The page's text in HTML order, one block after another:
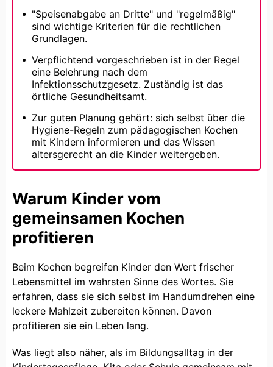
"Speisenabgabe an Dritte" und "regelmäßig"
sind wichtige Kriterien für die rechtlichen
Grundlagen.
Verpflichtend vorgeschrieben ist in der Regel
eine Belehrung nach dem
Infektionsschutzgesetz. Zuständig ist das
örtliche Gesundheitsamt.
Zur guten Planung gehört: sich selbst über die
Hygiene-Regeln zum pädagogischen Kochen
mit Kindern informieren und das Wissen
altersgerecht an die Kinder weitergeben.
Warum Kinder vom
gemeinsamen Kochen
profitieren
Beim Kochen begreifen Kinder den Wert frischer
Lebensmittel im wahrsten Sinne des Wortes. Sie
erfahren, dass sie sich selbst im Handumdrehen eine
leckere Mahlzeit zubereiten können. Davon
profitieren sie ein Leben lang.
Was liegt also näher, als im Bildungsalltag in der